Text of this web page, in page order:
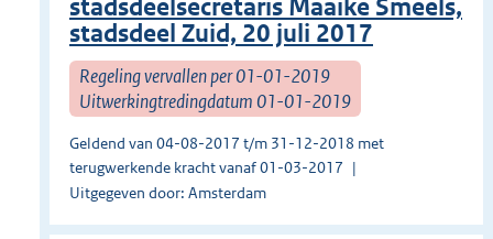
stadsdeelsecretaris Maaike Smeels,
stadsdeel Zuid, 20 juli 2017
Regeling vervallen per 01-01-2019
Uitwerkingtredingdatum 01-01-2019
Geldend van 04-08-2017 t/m 31-12-2018 met
terugwerkende kracht vanaf 01-03-2017
Uitgegeven door: Amsterdam